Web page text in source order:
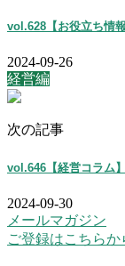
vol.628【お役立ち情
2024-09-26
経営編
次の記事
vol.646【経営コラム
2024-09-30
メールマガジン
ご登録はこちらか